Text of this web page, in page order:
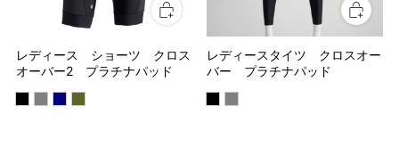
レディース ショーツ クロス
オーバー2 プラチナパッド
レディースタイツ クロスオー
バー プラチナパッド